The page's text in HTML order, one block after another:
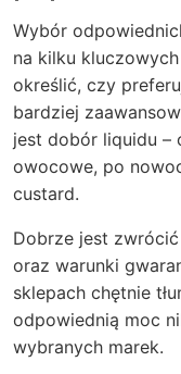
Wybór
na kilku
określić, czy
bardziej
jest dobór liquidu –
owocowe, po
custard.
Dobrze jest
oraz warunki
sklepach chętnie
odpowiednią moc
wybranych marek.